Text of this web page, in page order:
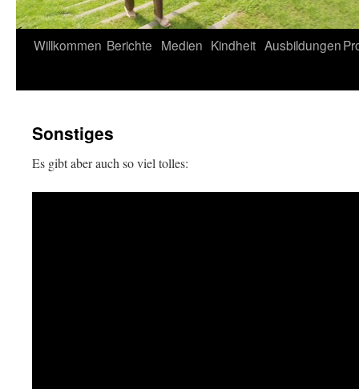
Willkommen Berichte Medien Kindheit Ausbildungen
Sonstiges
Es gibt aber auch so viel tolles: